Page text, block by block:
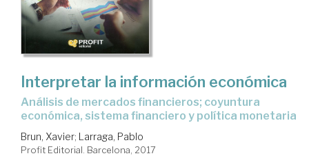
Interpretar la información económica
análisis de mercados financieros; coyuntura
económica, sistema financiero y política monetaria
Brun, Xavier; Larraga, Pablo
Profit Editorial. Barcelona, 2017